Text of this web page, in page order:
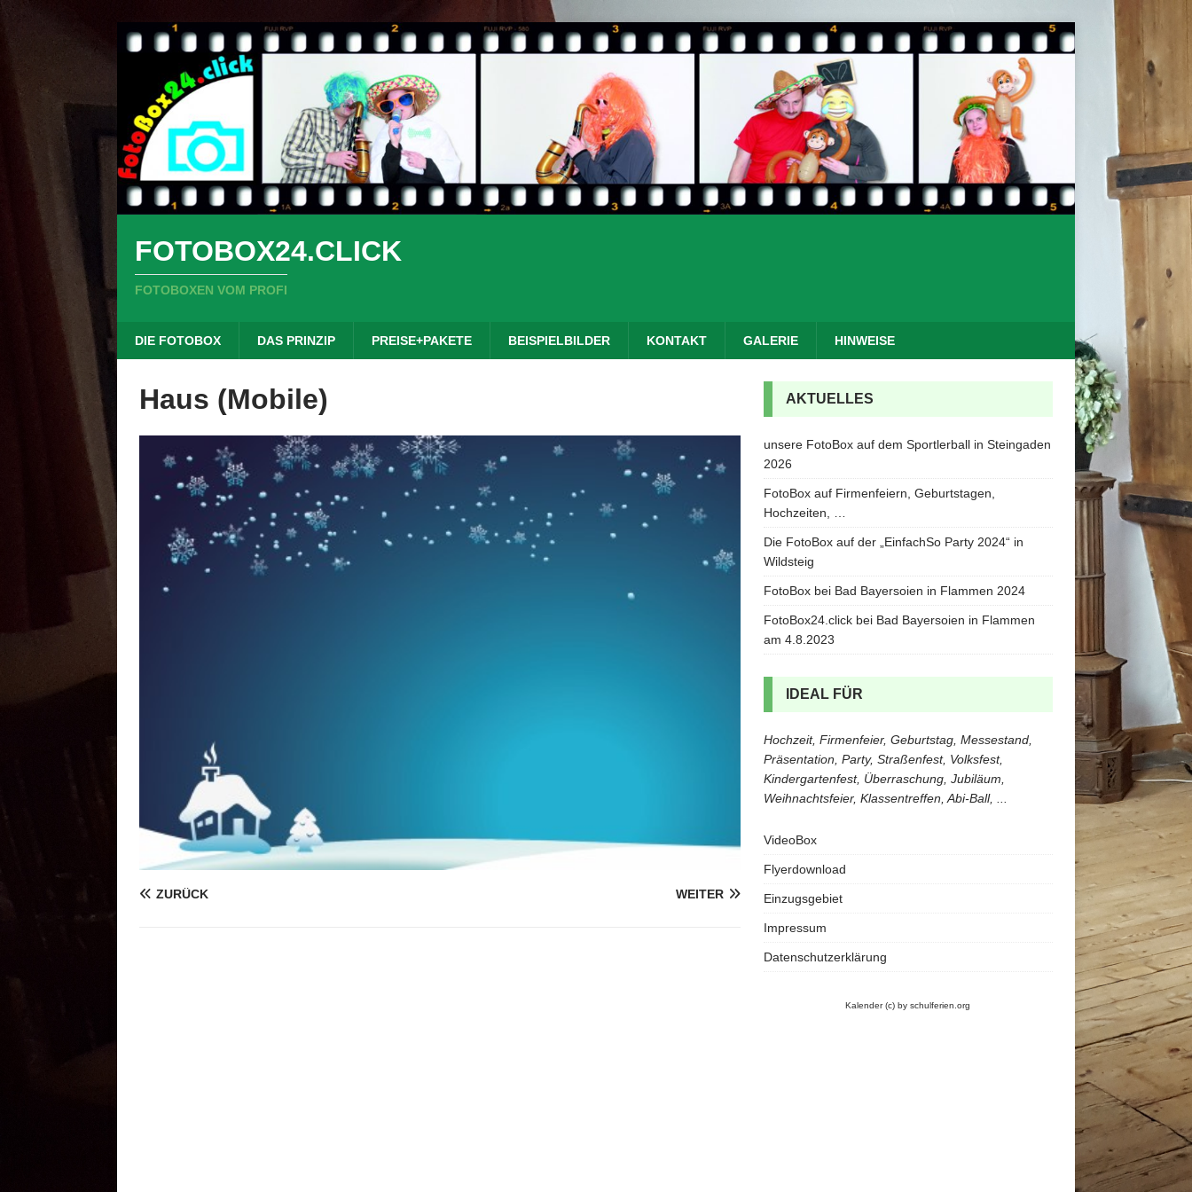
FOTOBOX24.CLICK
FOTOBOXEN VOM PROFI
DIE FOTOBOX DAS PRINZIP PREISE+PAKETE BEISPIELBILDER KONTAKT GALERIE HINWEISE
Haus (Mobile)
ZURÜCK WEITER
AKTUELLES
unsere FotoBox auf dem Sportlerball in Steingaden
2026
FotoBox auf Firmenfeiern, Geburtstagen,
Hochzeiten, …
Die FotoBox auf der „EinfachSo Party 2024“ in
Wildsteig
FotoBox bei Bad Bayersoien in Flammen 2024
FotoBox24.click bei Bad Bayersoien in Flammen
am 4.8.2023
IDEAL FÜR
Hochzeit, Firmenfeier, Geburtstag, Messestand,
Präsentation, Party, Straßenfest, Volksfest,
Kindergartenfest, Überraschung, Jubiläum,
Weihnachtsfeier, Klassentreffen, Abi-Ball, ...
VideoBox
Flyerdownload
Einzugsgebiet
Impressum
Datenschutzerklärung
Kalender(c) by schulferien.org